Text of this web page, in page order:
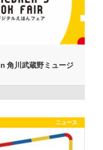
角川武蔵野ミュージ
ニュース